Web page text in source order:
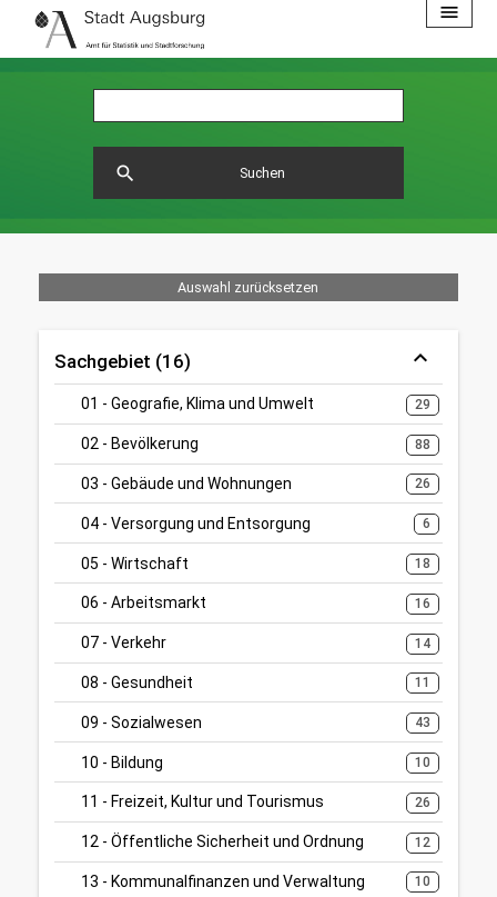
menu
Suchen
search
Auswahl zurücksetzen
Sachgebiet (16)
01 - Geografie, Klima und Umwelt 29
02 - Bevölkerung 88
03 - Gebäude und Wohnungen 26
04 - Versorgung und Entsorgung 6
05 - Wirtschaft 18
06 - Arbeitsmarkt 16
07 - Verkehr 14
08 - Gesundheit 11
09 - Sozialwesen 43
10 - Bildung 10
11 - Freizeit, Kultur und Tourismus 26
12 - Öffentliche Sicherheit und Ordnung 12
13 - Kommunalfinanzen und Verwaltung 10